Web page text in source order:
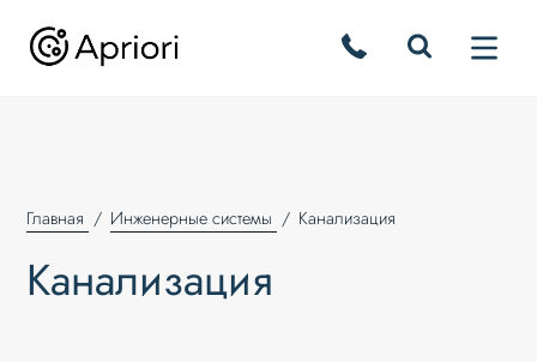
Главная Инженерные системы Канализация
Канализация